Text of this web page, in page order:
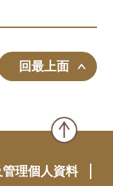
回最上面
理個人資料